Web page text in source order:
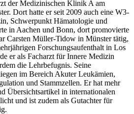
der Medizinischen Klinik A am
Dort hatte er seit 2009 auch eine W3-
Schwerpunkt Hämatologie und
in Aachen und Bonn, dort promovierte
Carsten Müller-Tidow in Münster tätig,
Forschungsaufenthalt in Los
er als Facharzt für Innere Medizin
die Lehrbefugnis. Seine
im Bereich Akuter Leukämien,
und Stammzellen. Er hat mehr
Übersichtsartikel in internationalen
und ist zudem als Gutachter für